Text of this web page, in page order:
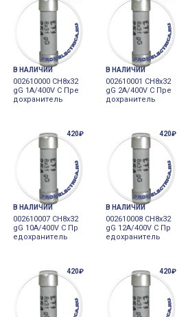
В НАЛИЧИИ
002610000 CH8x32
gG 1A/400V C Пре
дохранитель
В НАЛИЧИИ
002610001 CH8x32
gG 2A/400V C Пре
дохранитель
420₽
В НАЛИЧИИ
002610007 CH8x32
gG 10A/400V C Пр
едохранитель
420₽
В НАЛИЧИИ
002610008 CH8x32
gG 12A/400V C Пр
едохранитель
420₽ 420₽